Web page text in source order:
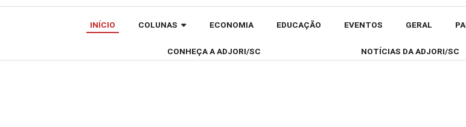
Usina
INÍCIO COLUNAS ECONOMIA EDUCAÇÃO EVENTOS GERAL
CONHEÇA A ADJORI/SC NOTÍCIAS DA ADJORI/SC